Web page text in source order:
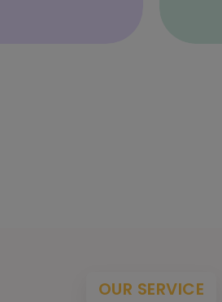
OUR SERVICE